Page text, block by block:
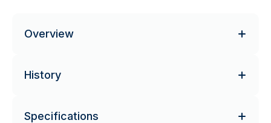
Overview
History
Specifications